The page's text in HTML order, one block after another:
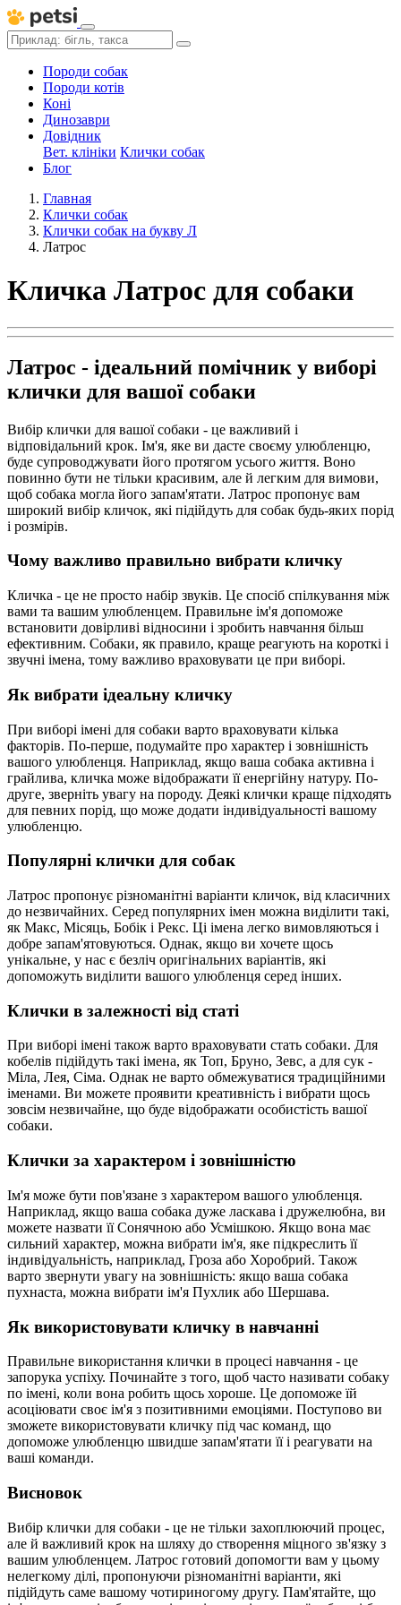
Породи собак
Породи котів
Коні
Динозаври
Довідник
Вет. клініки Клички собак
Блог
Главная
Клички собак
Клички собак на букву Л
Латрос
Кличка Латрос для собаки
Латрос - ідеальний помічник у виборі
клички для вашої собаки
Вибір клички для вашої собаки - це важливий і
відповідальний крок. Ім'я, яке ви дасте своєму улюбленцю,
буде супроводжувати його протягом усього життя. Воно
повинно бути не тільки красивим, але й легким для вимови,
щоб собака могла його запам'ятати. Латрос пропонує вам
широкий вибір кличок, які підійдуть для собак будь-яких порід
і розмірів.
Чому важливо правильно вибрати кличку
Кличка - це не просто набір звуків. Це спосіб спілкування між
вами та вашим улюбленцем. Правильне ім'я допоможе
встановити довірливі відносини і зробить навчання більш
ефективним. Собаки, як правило, краще реагують на короткі і
звучні імена, тому важливо враховувати це при виборі.
Як вибрати ідеальну кличку
При виборі імені для собаки варто враховувати кілька
факторів. По-перше, подумайте про характер і зовнішність
вашого улюбленця. Наприклад, якщо ваша собака активна і
грайлива, кличка може відображати її енергійну натуру. По-
друге, зверніть увагу на породу. Деякі клички краще підходять
для певних порід, що може додати індивідуальності вашому
улюбленцю.
Популярні клички для собак
Латрос пропонує різноманітні варіанти кличок, від класичних
до незвичайних. Серед популярних імен можна виділити такі,
як Макс, Місяць, Бобік і Рекс. Ці імена легко вимовляються і
добре запам'ятовуються. Однак, якщо ви хочете щось
унікальне, у нас є безліч оригінальних варіантів, які
допоможуть виділити вашого улюбленця серед інших.
Клички в залежності від статі
При виборі імені також варто враховувати стать собаки. Для
кобелів підійдуть такі імена, як Топ, Бруно, Зевс, а для сук -
Міла, Лея, Сіма. Однак не варто обмежуватися традиційними
іменами. Ви можете проявити креативність і вибрати щось
зовсім незвичайне, що буде відображати особистість вашої
собаки.
Клички за характером і зовнішністю
Ім'я може бути пов'язане з характером вашого улюбленця.
Наприклад, якщо ваша собака дуже ласкава і дружелюбна, ви
можете назвати її Сонячною або Усмішкою. Якщо вона має
сильний характер, можна вибрати ім'я, яке підкреслить її
індивідуальність, наприклад, Гроза або Хоробрий. Також
варто звернути увагу на зовнішність: якщо ваша собака
пухнаста, можна вибрати ім'я Пухлик або Шершава.
Як використовувати кличку в навчанні
Правильне використання клички в процесі навчання - це
запорука успіху. Починайте з того, щоб часто називати собаку
по імені, коли вона робить щось хороше. Це допоможе їй
асоціювати своє ім'я з позитивними емоціями. Поступово ви
зможете використовувати кличку під час команд, що
допоможе улюбленцю швидше запам'ятати її і реагувати на
ваші команди.
Висновок
Вибір клички для собаки - це не тільки захоплюючий процес,
але й важливий крок на шляху до створення міцного зв'язку з
вашим улюбленцем. Латрос готовий допомогти вам у цьому
нелегкому ділі, пропонуючи різноманітні варіанти, які
підійдуть саме вашому чотириногому другу. Пам'ятайте, що